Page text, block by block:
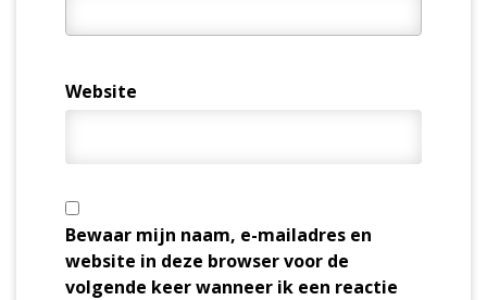
Website
Bewaar mijn naam, e-mailadres en
website in deze browser voor de
volgende keer wanneer ik een reactie